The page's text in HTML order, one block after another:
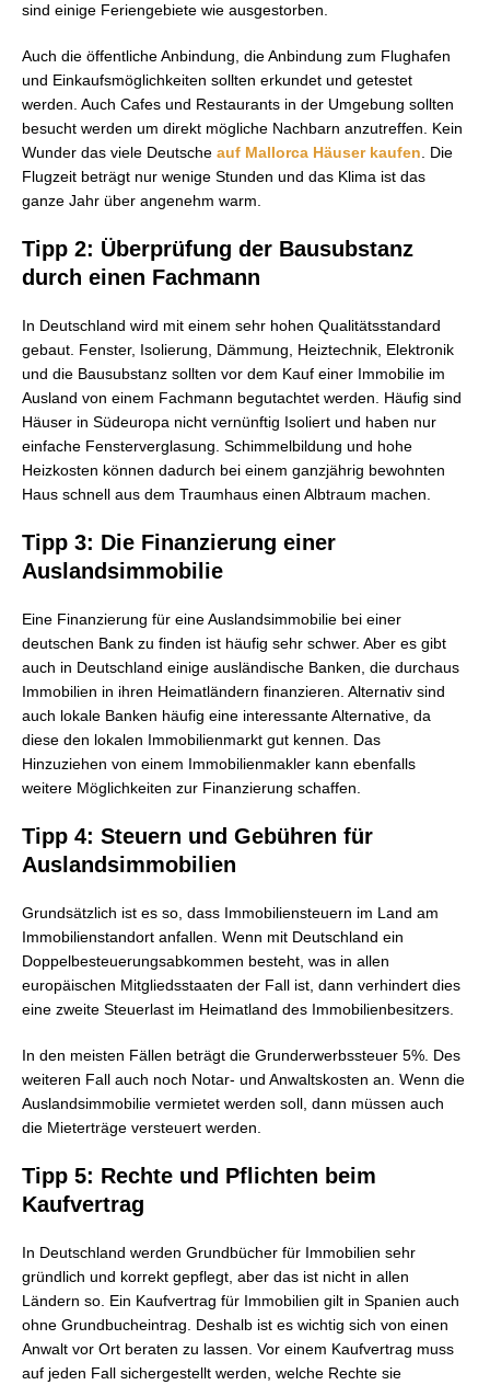
sind einige Feriengebiete wie ausgestorben.
Auch die öffentliche Anbindung, die Anbindung zum Flughafen
und Einkaufsmöglichkeiten sollten erkundet und getestet
werden. Auch Cafes und Restaurants in der Umgebung sollten
besucht werden um direkt mögliche Nachbarn anzutreffen. Kein
Wunder das viele Deutsche auf Mallorca Häuser kaufen . Die
Flugzeit beträgt nur wenige Stunden und das Klima ist das
ganze Jahr über angenehm warm.
Tipp 2: Überprüfung der Bausubstanz
durch einen Fachmann
In Deutschland wird mit einem sehr hohen Qualitätsstandard
gebaut. Fenster, Isolierung, Dämmung, Heiztechnik, Elektronik
und die Bausubstanz sollten vor dem Kauf einer Immobilie im
Ausland von einem Fachmann begutachtet werden. Häufig sind
Häuser in Südeuropa nicht vernünftig Isoliert und haben nur
einfache Fensterverglasung. Schimmelbildung und hohe
Heizkosten können dadurch bei einem ganzjährig bewohnten
Haus schnell aus dem Traumhaus einen Albtraum machen.
Tipp 3: Die Finanzierung einer
Auslandsimmobilie
Eine Finanzierung für eine Auslandsimmobilie bei einer
deutschen Bank zu finden ist häufig sehr schwer. Aber es gibt
auch in Deutschland einige ausländische Banken, die durchaus
Immobilien in ihren Heimatländern finanzieren. Alternativ sind
auch lokale Banken häufig eine interessante Alternative, da
diese den lokalen Immobilienmarkt gut kennen. Das
Hinzuziehen von einem Immobilienmakler kann ebenfalls
weitere Möglichkeiten zur Finanzierung schaffen.
Tipp 4: Steuern und Gebühren für
Auslandsimmobilien
Grundsätzlich ist es so, dass Immobiliensteuern im Land am
Immobilienstandort anfallen. Wenn mit Deutschland ein
Doppelbesteuerungsabkommen besteht, was in allen
europäischen Mitgliedsstaaten der Fall ist, dann verhindert dies
eine zweite Steuerlast im Heimatland des Immobilienbesitzers.
In den meisten Fällen beträgt die Grunderwerbssteuer 5%. Des
weiteren Fall auch noch Notar- und Anwaltskosten an. Wenn die
Auslandsimmobilie vermietet werden soll, dann müssen auch
die Mieterträge versteuert werden.
Tipp 5: Rechte und Pflichten beim
Kaufvertrag
In Deutschland werden Grundbücher für Immobilien sehr
gründlich und korrekt gepflegt, aber das ist nicht in allen
Ländern so. Ein Kaufvertrag für Immobilien gilt in Spanien auch
ohne Grundbucheintrag. Deshalb ist es wichtig sich von einen
Anwalt vor Ort beraten zu lassen. Vor einem Kaufvertrag muss
auf jeden Fall sichergestellt werden, welche Rechte sie